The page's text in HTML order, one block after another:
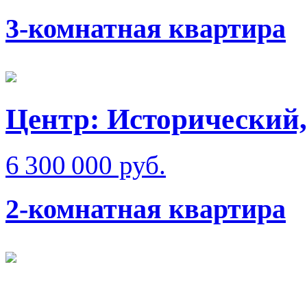
3-комнатная квартира
Центр:
6 300 000 руб.
2-комнатная квартира